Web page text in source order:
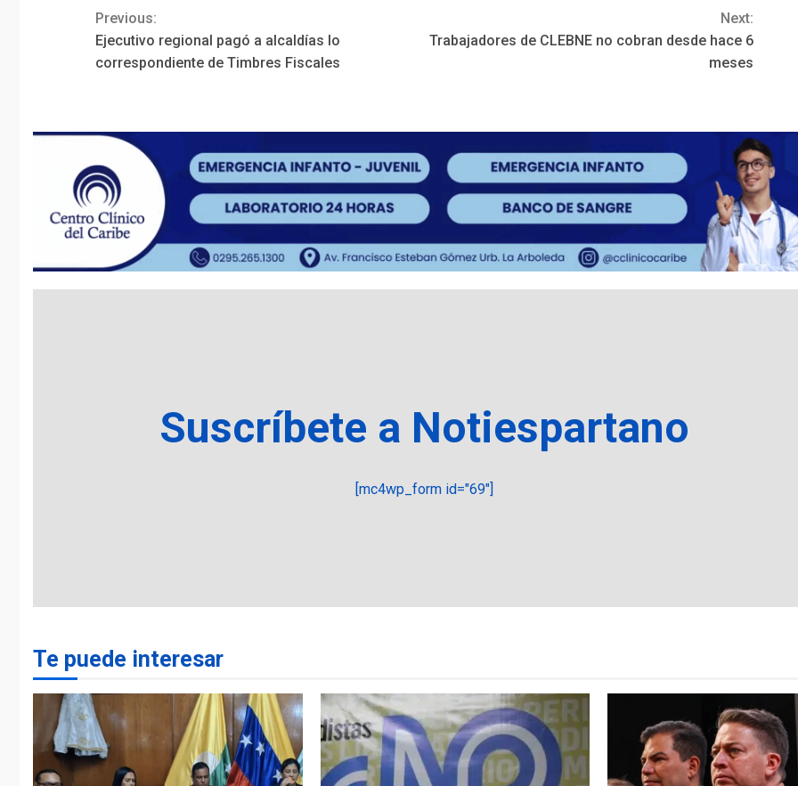
Continue
Reading
Previous:
Ejecutivo regional pagó a alcaldías lo
correspondiente de Timbres Fiscales
Next:
Trabajadores de CLEBNE no cobran desde hace 6
meses
Suscríbete a Notiespartano
[mc4wp_form id="69"]
Te puede interesar